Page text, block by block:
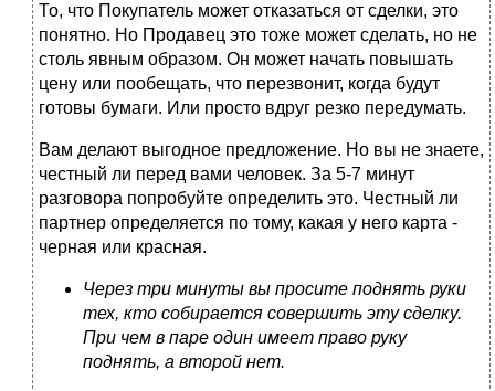
То, что Покупатель может отказаться от сделки, это
понятно. Но Продавец это тоже может сделать, но не
столь явным образом. Он может начать повышать
цену или пообещать, что перезвонит, когда будут
готовы бумаги. Или просто вдруг резко передумать.
Вам делают выгодное предложение. Но вы не знаете,
честный ли перед вами человек. За 5-7 минут
разговора попробуйте определить это. Честный ли
партнер определяется по тому, какая у него карта -
черная или красная.
Через три минуты вы просите поднять руки
тех, кто собирается совершить эту сделку.
При чем в паре один имеет право руку
поднять, а второй нет.